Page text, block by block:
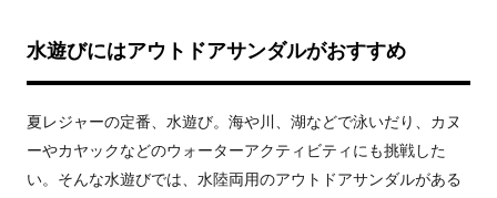
水遊びにはアウトドアサンダルがおすすめ
夏レジャーの定番、水遊び。海や川、湖などで泳いだり、カヌ
ーやカヤックなどのウォーターアクティビティにも挑戦した
い。そんな水遊びでは、水陸両用のアウトドアサンダルがある